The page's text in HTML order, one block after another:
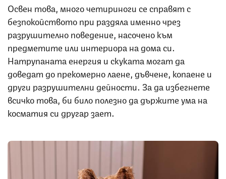
Освен това, много четириноги се справят с
безпокойството при раздяла именно чрез
разрушително поведение, насочено към
предметите или интериора на дома си.
Натрупаната енергия и скуката могат да
доведат до прекомерно лаене, дъвчене, копаене и
други разрушителни дейности. За да избегнете
всичко това, би било полезно да държите ума на
косматия си другар зает.